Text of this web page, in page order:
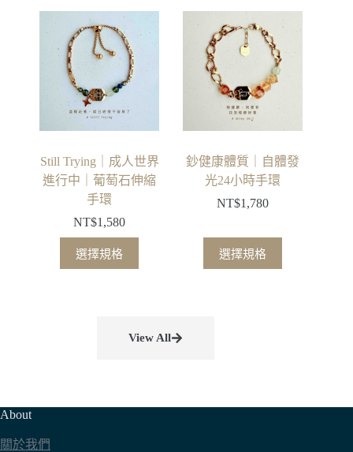
Still Trying｜成人世界
進行中｜葡萄石伸縮
手環
NT$1,580
選擇規格
鈔健康體質｜自體發
光24小時手環
NT$1,780
選擇規格
View All
About
關於我們